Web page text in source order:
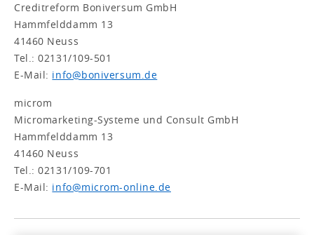
Creditreform Boniversum GmbH
Hammfelddamm 13
41460 Neuss
Tel.: 02131/109-501
E-Mail: info@boniversum.de
microm
Micromarketing-Systeme und Consult GmbH
Hammfelddamm 13
41460 Neuss
Tel.: 02131/109-701
E-Mail: info@microm-online.de